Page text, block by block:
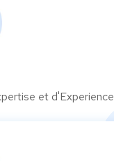
et d'Experience